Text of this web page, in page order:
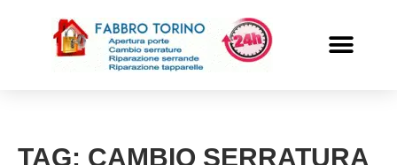
TAG: CAMBIO SERRATURA